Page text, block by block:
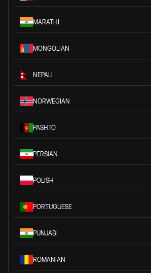
MARATHI
MONGOLIAN
NEPALI
NORWEGIAN
PASHTO
PERSIAN
POLISH
PORTUGUESE
PUNJABI
ROMANIAN